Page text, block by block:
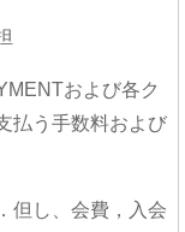
および各ク
払う手数料および
但し、会費，入会